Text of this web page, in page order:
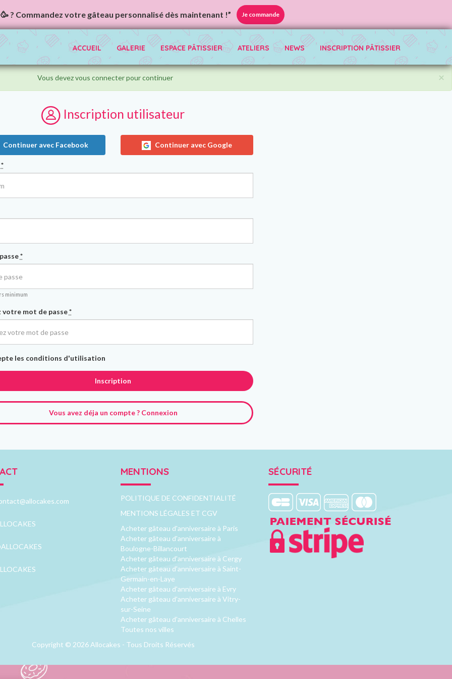
? Commandez votre gâteau personnalisé dès maintenant !” Je commande
ACCUEIL GALERIE ESPACE PÂTISSIER ATELIERS NEWS INSCRIPTION PÂTISSIER
×
Vous devez vous connecter pour continuer
Inscription utilisateur
Continuer avec Facebook Continuer avec Google
*
*
minimum
votre mot de passe*
les conditions d'utilisation
Vous avez déja un compte ? Connexion
MENTIONS
POLITIQUE DE CONFIDENTIALITÉ
MENTIONS LÉGALES ET CGV
Acheter gâteau d'anniversaire à Paris
Acheter gâteau d'anniversaire à
Boulogne-Billancourt
Acheter gâteau d'anniversaire à Cergy
Acheter gâteau d'anniversaire à Saint-
Germain-en-Laye
Acheter gâteau d'anniversaire à Evry
Acheter gâteau d'anniversaire à Vitry-
sur-Seine
Acheter gâteau d'anniversaire à Chelles
Toutes nos villes
SÉCURITÉ
Copyright © 2026 Allocakes - Tous Droits Réservés